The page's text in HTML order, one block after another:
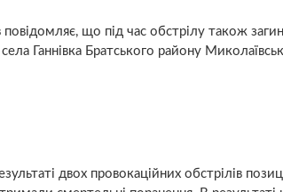
повідомляє, що під час обстрілу також
Ганнівка Братського району
двох провокаційних обстрілів